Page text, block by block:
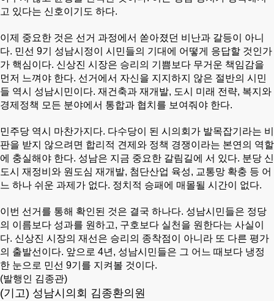
고 있다는 신호이기도 하다.
이제 중요한 것은 선거 과정에서 쏟아졌던 비난과 갈등이 아니
다. 민선 9기 성남시정이 시민들의 기대에 어떻게 응답할 것인가
가 핵심이다. 신상진 시장은 승리의 기쁨보다 무거운 책임감을
먼저 느껴야 한다. 선거에서 자신을 지지하지 않은 절반의 시민
들 역시 성남시민이다. 재건축과 재개발, 도시 미래 전략, 복지와
경제정책 모든 분야에서 통합과 협치를 보여줘야 한다.
민주당 역시 마찬가지다. 다수당이 된 시의회가 발목잡기라는 비
판을 받지 않으려면 합리적 견제와 정책 경쟁이라는 본연의 역할
에 충실해야 한다. 성남은 지금 중요한 갈림길에 서 있다. 분당 신
도시 재정비와 원도심 재개발, 첨단산업 육성, 교통망 확충 등 어
느 하나 쉬운 과제가 없다. 정치적 승패에 매몰될 시간이 없다.
이번 선거를 통해 확인된 것은 결국 하나다. 성남시민들은 정당
의 이름보다 성과를 원하고, 구호보다 실천을 원한다는 사실이
다. 신상진 시장의 재선은 승리의 종착점이 아니라 또 다른 평가
의 출발선이다. 앞으로 4년, 성남시민들은 그 어느 때보다 냉정
한 눈으로 민선 9기를 지켜볼 것이다.
(발행인 김종관)
(기고) 성남시의회 김종환의원